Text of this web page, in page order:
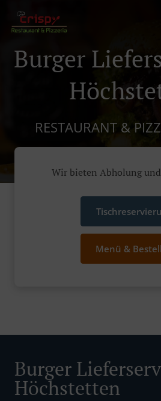
Burger
RESTAURANT &
Wir bieten Abholung
Menü &
Burger
Höchstetten